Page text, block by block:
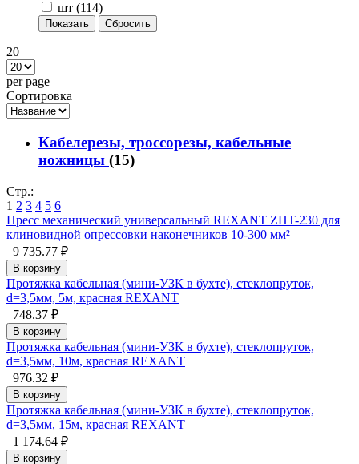
шт (114)
20
per page
Сортировка
Кабелерезы, троссорезы, кабельные
ножницы (15)
Стр.:
1 2 3 4 5 6
Пресс механический универсальный REXANT ZHT-230 для
клиновидной опрессовки наконечников 10-300 мм²
9 735.77 ₽
В корзину
Протяжка кабельная (мини-УЗК в бухте), стеклопруток,
d=3,5мм, 5м, красная REXANT
748.37 ₽
В корзину
Протяжка кабельная (мини-УЗК в бухте), стеклопруток,
d=3,5мм, 10м, красная REXANT
976.32 ₽
В корзину
Протяжка кабельная (мини-УЗК в бухте), стеклопруток,
d=3,5мм, 15м, красная REXANT
1 174.64 ₽
В корзину